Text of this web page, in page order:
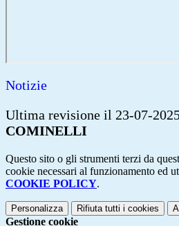
Notizie
Ultima revisione il 23-07-
COMINELLI
Questo sito o gli strumenti terzi da
cookie necessari al funzionamento ed
COOKIE POLICY.
Personalizza Rifiuta tutti i cookies
Gestione cookie